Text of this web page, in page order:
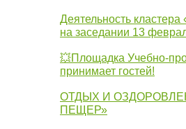
Деятельность
на заседании 13
💥Площадка Учебно-
принимает гостей!
ОТДЫХ И
ПЕЩЕР»